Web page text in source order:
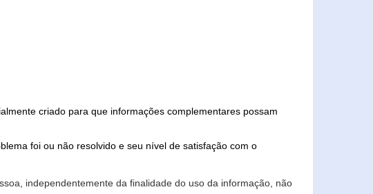
criado para que informações complementares possam
foi ou não resolvido e seu nível de satisfação com o
independentemente da finalidade do uso da informação, não